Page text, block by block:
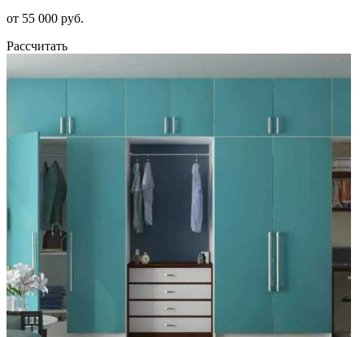
от 55 000 руб.
Рассчитать